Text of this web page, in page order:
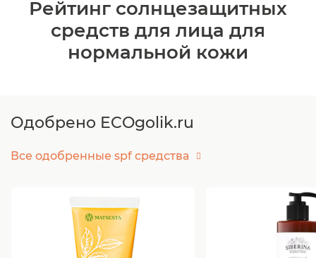
Рейтинг солнцезащитных
средств для лица для
нормальной кожи
Одобрено ECOgolik.ru
Все одобренные spf средства